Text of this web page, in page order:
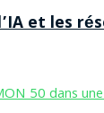
et les